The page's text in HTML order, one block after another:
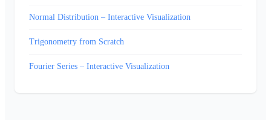
Normal Distribution – Interactive Visualization
Trigonometry from Scratch
Fourier Series – Interactive Visualization